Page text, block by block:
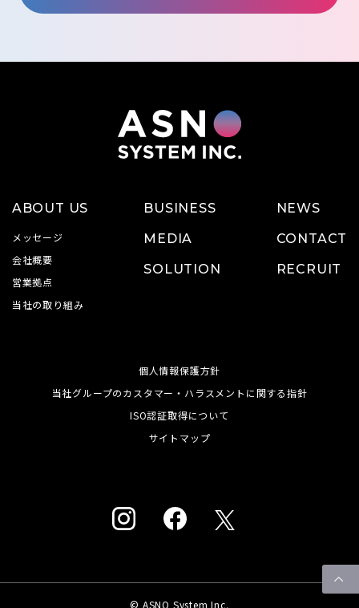
ABOUT US
メッセージ
会社概要
営業拠点
当社の取り組み
BUSINESS
MEDIA
SOLUTION
NEWS
CONTACT
RECRUIT
個人情報保護方針
当社グループのカスタマー・ハラスメントに関する指針
ISO認証取得について
サイトマップ
© ASNO System Inc.